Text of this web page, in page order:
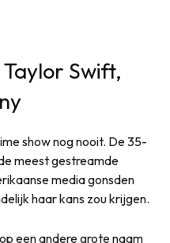
Swift,
show nog nooit. De 35-
meest gestreamde
media gonsden
haar kans zou krijgen.
een andere grote naam